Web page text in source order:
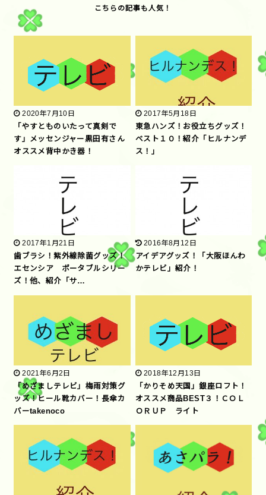
2020年7月10日
「やすとものいたって真剣で
す」メッセンジャー黒田有さん
オススメ背中かき器！
2017年5月18日
東急ハンズ！お役立ちグッズ！
ベスト１０！紹介「ヒルナンデ
ス！」
2017年1月21日
歯ブラシ！紫外線除菌グッズ！
エセンシア ポータブルシリー
ズ！他、紹介「サ…
2016年8月12日
アイデアグッズ！「大阪ほんわ
かテレビ」紹介！
2021年6月2日
「めざましテレビ」梅雨対策グ
ッズ！ヒール靴カバー！長傘カ
バーtakenoco
2018年12月13日
「かりそめ天国」銀座ロフト！
オススメ商品BEST３！ＣＯＬ
ＯＲＵＰ ライト